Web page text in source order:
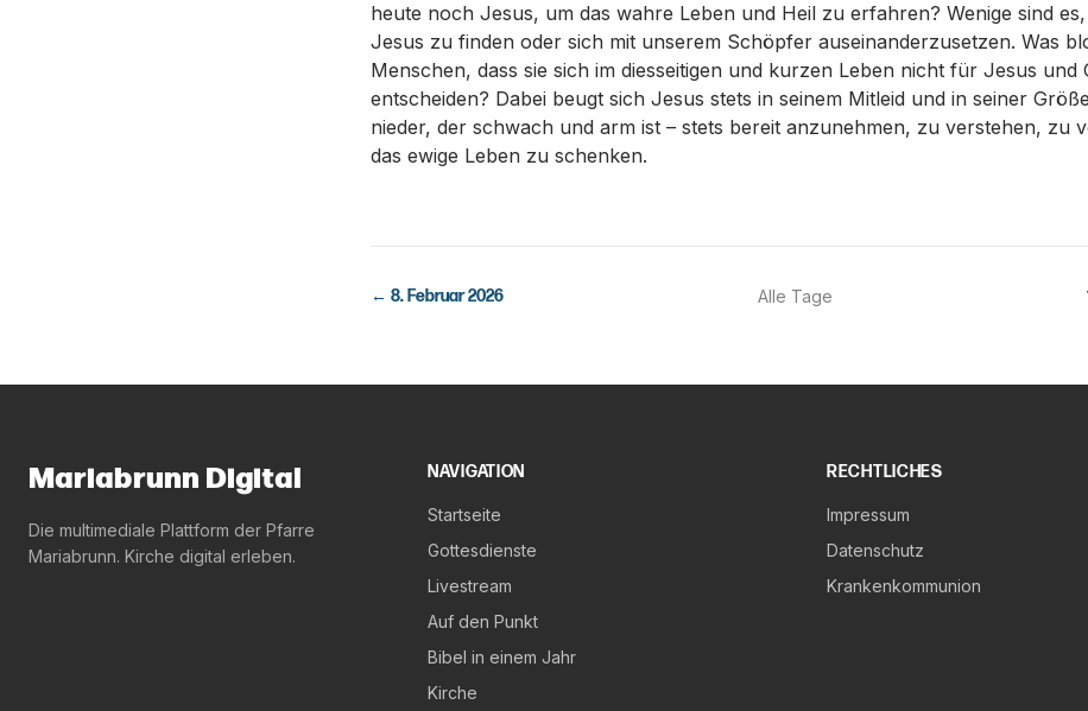
heute noch Jesus, um das wahre Leben und Heil zu erfahren? Wenige sind
Jesus zu finden oder sich mit unserem Schöpfer auseinanderzusetzen. Was
Menschen, dass sie sich im diesseitigen und kurzen Leben nicht für Jesus und
entscheiden? Dabei beugt sich Jesus stets in seinem Mitleid und in seiner
nieder, der schwach und arm ist – stets bereit anzunehmen, zu verstehen, zu
das ewige Leben zu schenken.
← 8. Februar 2026 Alle Tage
Mariabrunn Digital
Die multimediale Plattform der Pfarre
Mariabrunn. Kirche digital erleben.
NAVIGATION
Startseite
Gottesdienste
Livestream
Auf den Punkt
Bibel in einem Jahr
Kirche
RECHTLICHES
Impressum
Datenschutz
Krankenkommunion